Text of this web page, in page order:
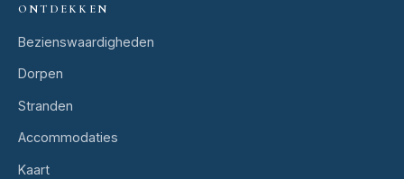
ONTDEKKEN
Bezienswaardigheden
Dorpen
Stranden
Accommodaties
Kaart